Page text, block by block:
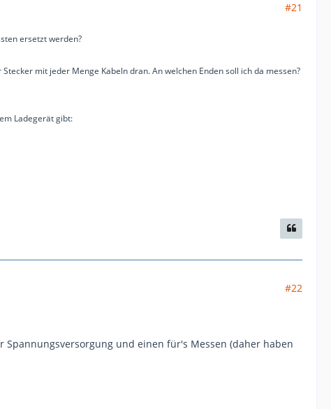
#21
ersetzt werden?
mit jeder Menge Kabeln dran. An welchen Enden soll ich da messen?
Ladegerät gibt:
#22
und einen für's Messen (daher haben